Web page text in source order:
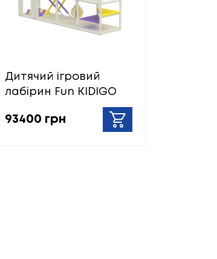
Дитячий ігровий
лабірин Fun KIDIGO
93400 грн